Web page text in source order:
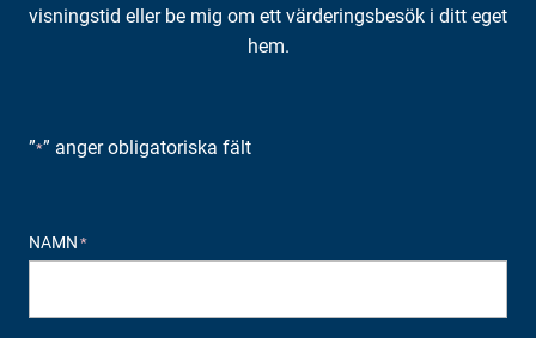
visningstid eller be mig om ett värderingsbesök i ditt eget
hem.
”*” anger obligatoriska fält
NAMN *